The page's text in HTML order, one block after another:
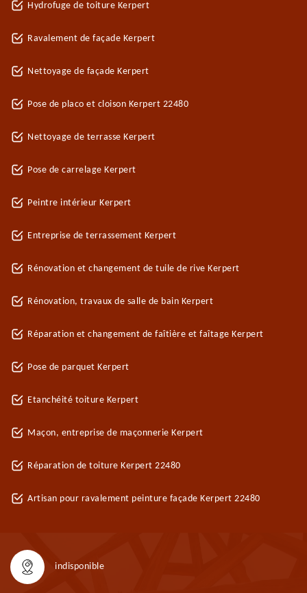
Hydrofuge de toiture Kerpert
Ravalement de façade Kerpert
Nettoyage de façade Kerpert
Pose de placo et cloison Kerpert 22480
Nettoyage de terrasse Kerpert
Pose de carrelage Kerpert
Peintre intérieur Kerpert
Entreprise de terrassement Kerpert
Rénovation et changement de tuile de rive Kerpert
Rénovation, travaux de salle de bain Kerpert
Réparation et changement de faîtière et faîtage Kerpert
Pose de parquet Kerpert
Etanchéité toiture Kerpert
Maçon, entreprise de maçonnerie Kerpert
Réparation de toiture Kerpert 22480
Artisan pour ravalement peinture façade Kerpert 22480
indisponible